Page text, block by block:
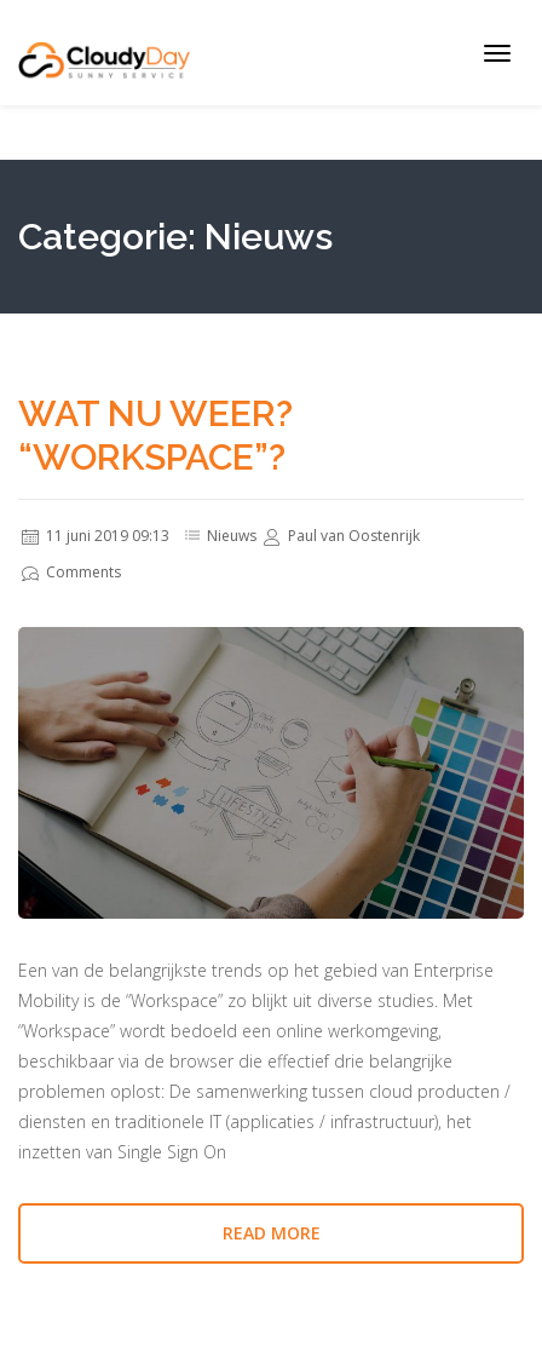
Categorie: Nieuws
WAT NU WEER?
“WORKSPACE”?
11 juni 2019 09:13 Nieuws
Paul van Oostenrijk
Comments
Een van de belangrijkste trends op het gebied van Enterprise
Mobility is de “Workspace” zo blijkt uit diverse studies. Met
“Workspace” wordt bedoeld een online werkomgeving,
beschikbaar via de browser die effectief drie belangrijke
problemen oplost: De samenwerking tussen cloud producten /
diensten en traditionele IT (applicaties / infrastructuur), het
inzetten van Single Sign On
READ MORE